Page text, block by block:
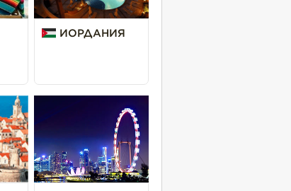
ИОРДАНИЯ